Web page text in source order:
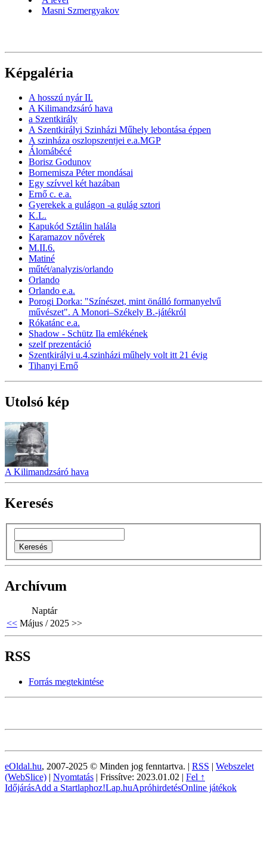
Masni Szmergyakov
Képgaléria
A hosszú nyár II.
A Kilimandzsáró hava
a Szentkirály
A Szentkirályi Szinházi Műhely lebontása éppen
A szinháza oszlopszentjei e.a.MGP
Álomábécé
Borisz Godunov
Bornemisza Péter mondásai
Egy szívvel két hazában
Ernő c. e.a.
Gyerekek a gulágon -a gulág sztori
K.L.
Kapukód Sztálin halála
Karamazov nővérek
M.II.6.
Matiné
műtét/analyzis/orlando
Orlando
Orlando e.a.
Porogi Dorka: "Színészet, mint önálló formanyelvű
művészet". A Monori–Székely B.-játékról
Rókatánc e.a.
Shadow - Schütz Ila emlékének
szelf prezentáció
Szentkirályi u.4.szinházi műhely volt itt 21 évig
Tihanyi Ernő
Utolsó kép
A Kilimandzsáró hava
Keresés
Archívum
Naptár
<< Május / 2025 >>
RSS
Forrás megtekintése
eOldal.hu, 2007-2025 © Minden jog fenntartva. | RSS | Webszelet
(WebSlice) | Nyomtatás | Frissítve: 2023.01.02 | Fel ↑
IdőjárásAdd a Startlaphoz!Lap.huApróhirdetésOnline játékok